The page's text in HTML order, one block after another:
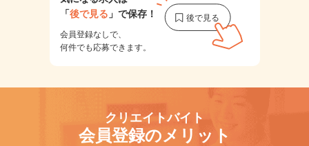
「後で見る 」で保存！
会員登録なしで、
何件でも応募できます。
クリエイトバイト
会員登録のメリット